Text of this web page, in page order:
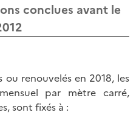
conclues avant le
ou renouvelés en 2018, les
par mètre carré,
sont fixés à :